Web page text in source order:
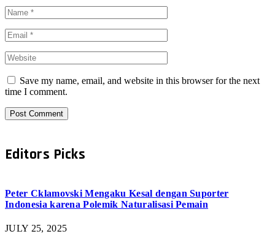
Save my name, email, and website in this browser for the next
time I comment.
Editors Picks
Peter Cklamovski Mengaku Kesal dengan Suporter
Indonesia karena Polemik Naturalisasi Pemain
JULY 25, 2025